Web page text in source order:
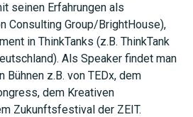
seinen Erfahrungen als
Consulting Group/BrightHouse),
in ThinkTanks (z.B. ThinkTank
Als Speaker findet man
Bühnen z.B. von TEDx, dem
dem Kreativen
Zukunftsfestival der ZEIT.